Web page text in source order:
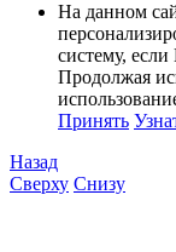
На данном
систему, если
Продолжая
Принять
Назад
Сверху Снизу